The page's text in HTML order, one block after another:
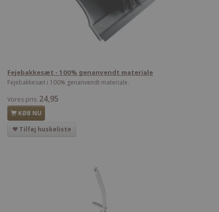
Fejebakkesæt - 100% genanvendt materiale
Fejebakkesæt i 100% genanvendt materiale.
Vores pris: 24,95
KØB NU
Tilføj huskeliste